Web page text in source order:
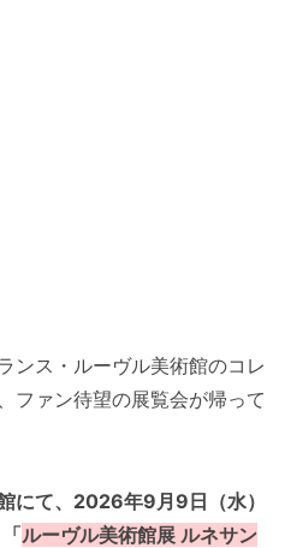
ンス・ルーヴル美術館のコレ
ファン待望の展覧会が帰って
にて、2026年9月9日（水）
ルーヴル美術館展 ルネサン